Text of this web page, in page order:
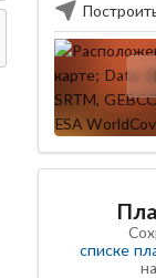
списке